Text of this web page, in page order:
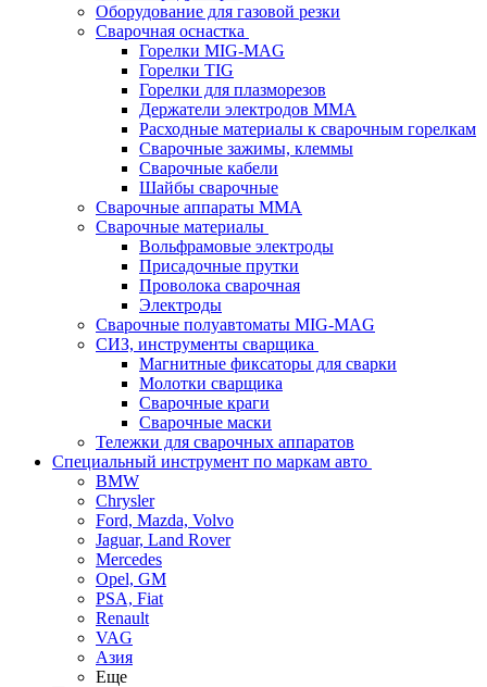
Оборудование для газовой резки
Сварочная оснастка
Горелки MIG-MAG
Горелки TIG
Горелки для плазморезов
Держатели электродов ММА
Расходные материалы к сварочным горелкам
Сварочные зажимы, клеммы
Сварочные кабели
Шайбы сварочные
Сварочные аппараты MMA
Сварочные материалы
Вольфрамовые электроды
Присадочные прутки
Проволока сварочная
Электроды
Сварочные полуавтоматы MIG-MAG
СИЗ, инструменты сварщика
Магнитные фиксаторы для сварки
Молотки сварщика
Сварочные краги
Сварочные маски
Тележки для сварочных аппаратов
Специальный инструмент по маркам авто
BMW
Chrysler
Ford, Mazda, Volvo
Jaguar, Land Rover
Mercedes
Opel, GM
PSA, Fiat
Renault
VAG
Азия
Еще